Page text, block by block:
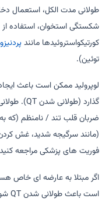
طولانی مدت الکل، استعمال
شکستگی استخوان، استفاده
کورتیکواستروئیدها مانند
توئین).
لوپرولید ممکن است باعث
ضربان قلب تند / نامنظم (که
(مانند سرگیجه شدید، غش
فوریت های پزشکی مراجعه
اگر مبتلا به عارضه ای خاص